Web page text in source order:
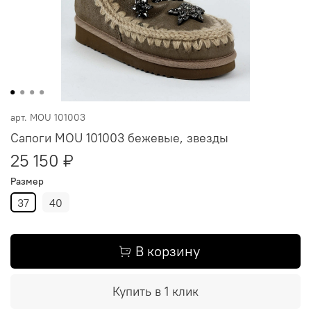
арт. MOU 101003
Сапоги MOU 101003 бежевые, звезды
25 150 ₽
Размер
37 40
В корзину
Купить в 1 клик